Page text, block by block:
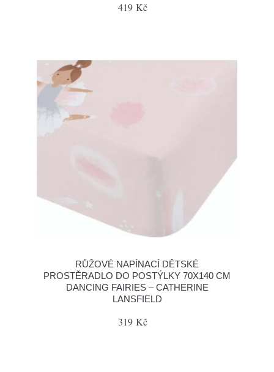
419 Kč
RŮŽOVÉ NAPÍNACÍ DĚTSKÉ
PROSTĚRADLO DO POSTÝLKY 70X140 CM
DANCING FAIRIES – CATHERINE
LANSFIELD
319 Kč